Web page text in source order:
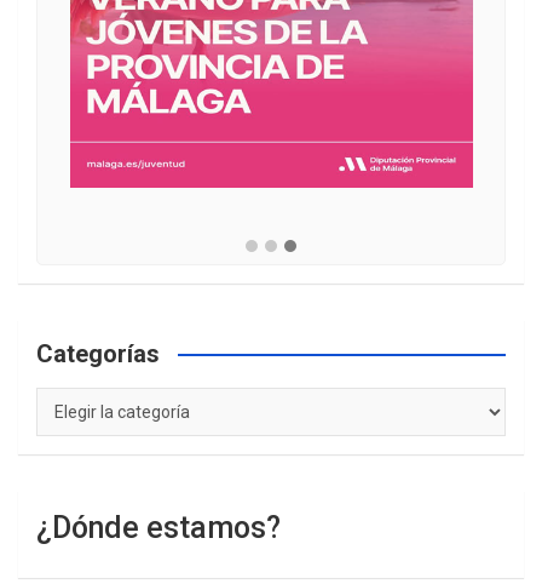
Categorías
Categorías
¿Dónde estamos?